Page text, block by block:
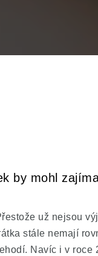
by mohl
už nejsou
stále nemají
Navíc i v